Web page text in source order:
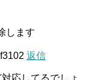
します
返信